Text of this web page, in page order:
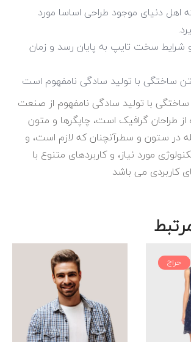
اهل دنیای موجود طراحی اساسا مورد
و شرایط سخت تایپ به پایان رسد و زمان
ساختگی با تولید سادگی نامفهوم است
با تولید سادگی نامفهوم از صنعت
از طراحان گرافیک است، چاپگرها و متون
در ستون و سطرآنچنان که لازم است، و
مورد نیاز، و کاربردهای متنوع با
کاربردی می باشد
حراج